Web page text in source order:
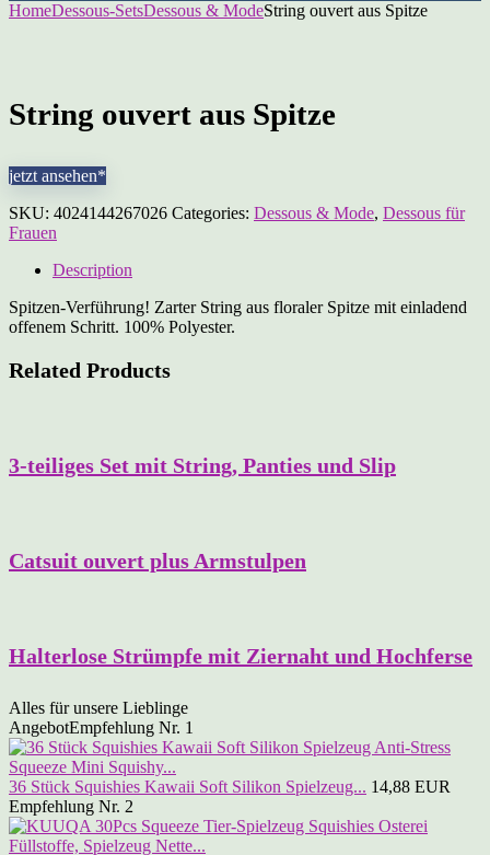
HomeDessous-SetsDessous & ModeString ouvert aus Spitze
String ouvert aus Spitze
jetzt ansehen*
SKU: 4024144267026 Categories: Dessous & Mode, Dessous für
Frauen
Description
Spitzen-Verführung! Zarter String aus floraler Spitze mit einladend
offenem Schritt. 100% Polyester.
Related Products
3-teiliges Set mit String, Panties und Slip
Catsuit ouvert plus Armstulpen
Halterlose Strümpfe mit Ziernaht und Hochferse
Alles für unsere Lieblinge
AngebotEmpfehlung Nr. 1
36 Stück Squishies Kawaii Soft Silikon Spielzeug... 14,88 EUR
Empfehlung Nr. 2